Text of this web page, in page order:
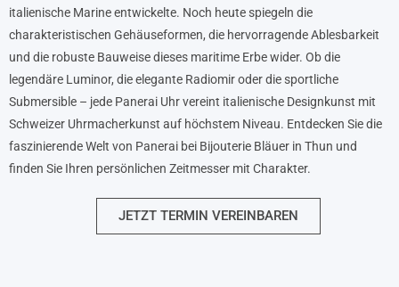
italienische Marine entwickelte. Noch heute spiegeln die
charakteristischen Gehäuseformen, die hervorragende Ablesbarkeit
und die robuste Bauweise dieses maritime Erbe wider. Ob die
legendäre Luminor, die elegante Radiomir oder die sportliche
Submersible – jede Panerai Uhr vereint italienische Designkunst mit
Schweizer Uhrmacherkunst auf höchstem Niveau. Entdecken Sie die
faszinierende Welt von Panerai bei Bijouterie Bläuer in Thun und
finden Sie Ihren persönlichen Zeitmesser mit Charakter.
JETZT TERMIN VEREINBAREN